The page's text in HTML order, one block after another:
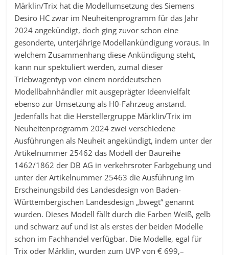
Märklin/Trix hat die Modellumsetzung des Siemens
Desiro HC zwar im Neuheitenprogramm für das Jahr
2024 angekündigt, doch ging zuvor schon eine
gesonderte, unterjährige Modellankündigung voraus. In
welchem Zusammenhang diese Ankündigung steht,
kann nur spektuliert werden, zumal dieser
Triebwagentyp von einem norddeutschen
Modellbahnhändler mit ausgeprägter Ideenvielfalt
ebenso zur Umsetzung als H0-Fahrzeug anstand.
Jedenfalls hat die Herstellergruppe Märklin/Trix im
Neuheitenprogramm 2024 zwei verschiedene
Ausführungen als Neuheit angekündigt, indem unter der
Artikelnummer 25462 das Modell der Baureihe
1462/1862 der DB AG in verkehrsroter Farbgebung und
unter der Artikelnummer 25463 die Ausführung im
Erscheinungsbild des Landesdesign von Baden-
Württembergischen Landesdesign „bwegt“ genannt
wurden. Dieses Modell fällt durch die Farben Weiß, gelb
und schwarz auf und ist als erstes der beiden Modelle
schon im Fachhandel verfügbar. Die Modelle, egal für
Trix oder Märklin, wurden zum UVP von € 699,–